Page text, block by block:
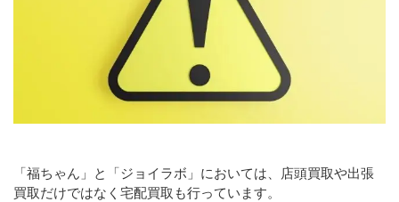
「福ちゃん」と「ジョイラボ」においては、店頭買取や出張
買取だけではなく宅配買取も行っています。